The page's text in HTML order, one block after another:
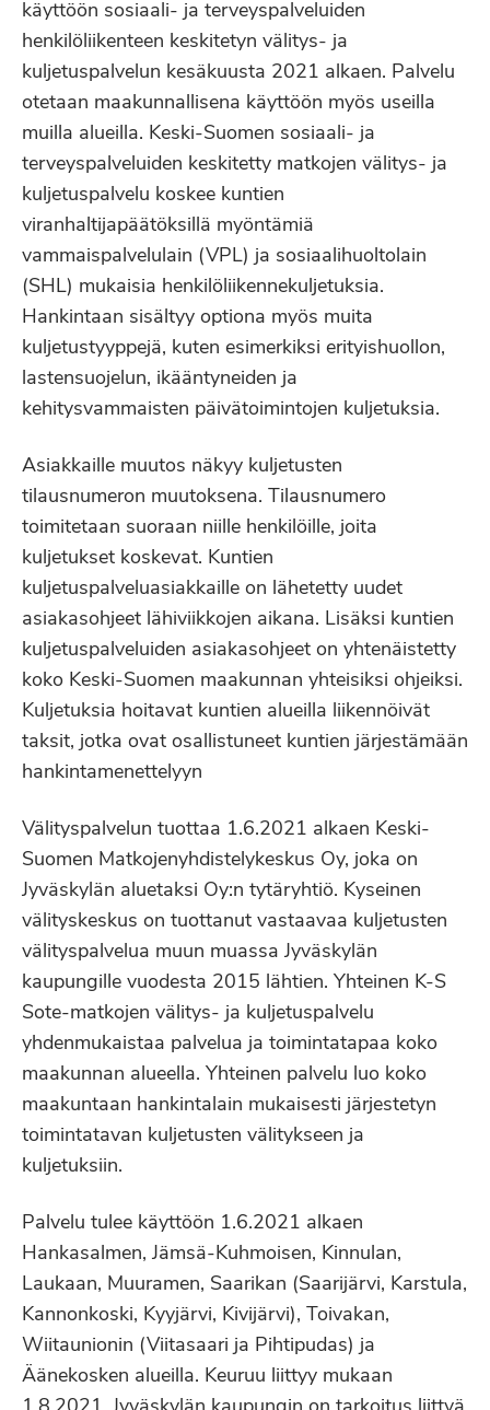
käyttöön sosiaali- ja terveyspalveluiden
henkilöliikenteen keskitetyn välitys- ja
kuljetuspalvelun kesäkuusta 2021 alkaen. Palvelu
otetaan maakunnallisena käyttöön myös useilla
muilla alueilla. Keski-Suomen sosiaali- ja
terveyspalveluiden keskitetty matkojen välitys- ja
kuljetuspalvelu koskee kuntien
viranhaltijapäätöksillä myöntämiä
vammaispalvelulain (VPL) ja sosiaalihuoltolain
(SHL) mukaisia henkilöliikennekuljetuksia.
Hankintaan sisältyy optiona myös muita
kuljetustyyppejä, kuten esimerkiksi erityishuollon,
lastensuojelun, ikääntyneiden ja
kehitysvammaisten päivätoimintojen kuljetuksia.
Asiakkaille muutos näkyy kuljetusten
tilausnumeron muutoksena. Tilausnumero
toimitetaan suoraan niille henkilöille, joita
kuljetukset koskevat. Kuntien
kuljetuspalveluasiakkaille on lähetetty uudet
asiakasohjeet lähiviikkojen aikana. Lisäksi kuntien
kuljetuspalveluiden asiakasohjeet on yhtenäistetty
koko Keski-Suomen maakunnan yhteisiksi ohjeiksi.
Kuljetuksia hoitavat kuntien alueilla liikennöivät
taksit, jotka ovat osallistuneet kuntien järjestämään
hankintamenettelyyn
Välityspalvelun tuottaa 1.6.2021 alkaen Keski-
Suomen Matkojenyhdistelykeskus Oy, joka on
Jyväskylän aluetaksi Oy:n tytäryhtiö. Kyseinen
välityskeskus on tuottanut vastaavaa kuljetusten
välityspalvelua muun muassa Jyväskylän
kaupungille vuodesta 2015 lähtien. Yhteinen K-S
Sote-matkojen välitys- ja kuljetuspalvelu
yhdenmukaistaa palvelua ja toimintatapaa koko
maakunnan alueella. Yhteinen palvelu luo koko
maakuntaan hankintalain mukaisesti järjestetyn
toimintatavan kuljetusten välitykseen ja
kuljetuksiin.
Palvelu tulee käyttöön 1.6.2021 alkaen
Hankasalmen, Jämsä-Kuhmoisen, Kinnulan,
Laukaan, Muuramen, Saarikan (Saarijärvi, Karstula,
Kannonkoski, Kyyjärvi, Kivijärvi), Toivakan,
Wiitaunionin (Viitasaari ja Pihtipudas) ja
Äänekosken alueilla. Keuruu liittyy mukaan